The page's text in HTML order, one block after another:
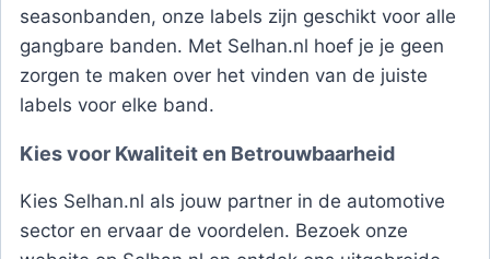
seasonbanden, onze labels zijn geschikt voor alle
gangbare banden. Met Selhan.nl hoef je je geen
zorgen te maken over het vinden van de juiste
labels voor elke band.
Kies voor Kwaliteit en Betrouwbaarheid
Kies Selhan.nl als jouw partner in de automotive
sector en ervaar de voordelen. Bezoek onze